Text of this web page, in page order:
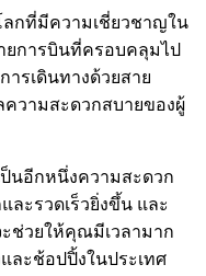
ลกที่มีความเชี่ยวชาญใน
ยการบินที่ครอบคลุมไป
รเดินทางด้วยสาย
วามสะดวกสบายของผู้
นอีกหนึ่งความสะดวก
ะรวดเร็วยิ่งขึ้น และ
ะช่วยให้คุณมีเวลามาก
ละช้อปปิ้งในประเทศ